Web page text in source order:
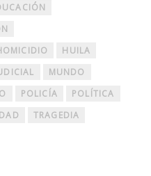
HUILA
MUNDO
POLICÍA
POLÍTICA
TRAGEDIA